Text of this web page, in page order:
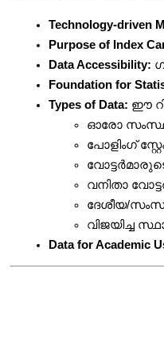
Technology-driven
Purpose of Index
Data Accessibility:
Foundation for
Types of Data: ഈ
ഓരോ
പോളിംഗ്
വനിതാ
ദേശീയ/
വിജയിച്ച
Data for Academic